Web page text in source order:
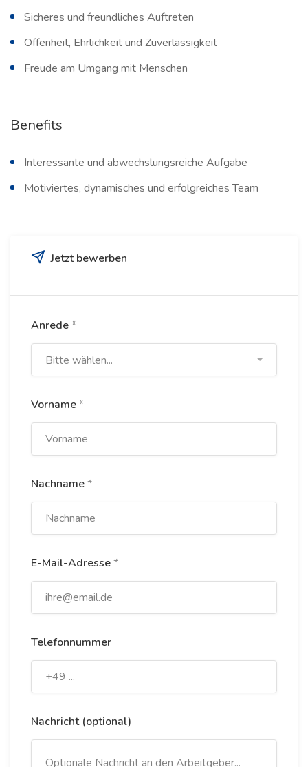
Sicheres und freundliches Auftreten
Offenheit, Ehrlichkeit und Zuverlässigkeit
Freude am Umgang mit Menschen
Benefits
Interessante und abwechslungsreiche Aufgabe
Motiviertes, dynamisches und erfolgreiches Team
Jetzt bewerben
Anrede*
Bitte wählen...
Vorname*
Nachname*
E-Mail-Adresse*
Telefonnummer
Nachricht (optional)